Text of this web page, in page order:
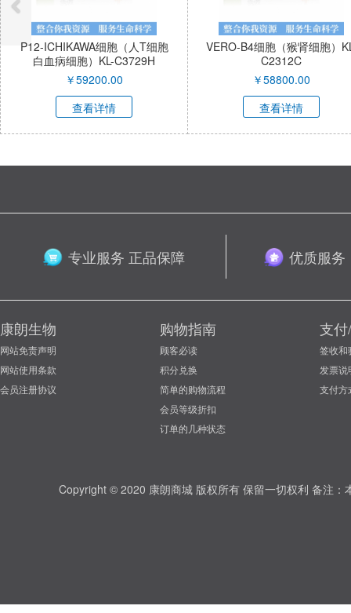
胞（人T细胞
C3729H
情
VERO-B4细胞（猴肾细胞）KL-
C2312C
58800.00
查看详情
JOSK-M
专业服务 正品保障 优质服务
康朗生物
网站免责声明
网站使用条款
会员注册协议
购物指南
顾客必读
积分兑换
简单的购物流程
会员等级折扣
订单的几种状态
支
签收和
发票说
支付方
Copyright © 2020 康朗商城 版权所有 保留一切权利 备注